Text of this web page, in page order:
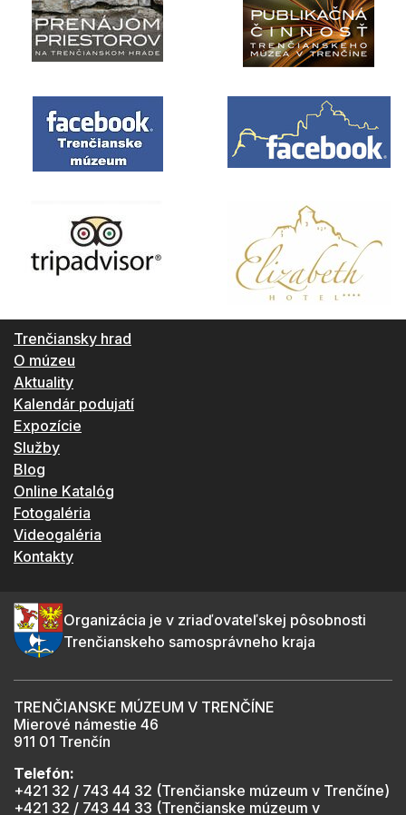
Trenčiansky hrad
O múzeu
Aktuality
Kalendár podujatí
Expozície
Služby
Blog
Online Katalóg
Fotogaléria
Videogaléria
Kontakty
Organizácia je v zriaďovateľskej pôsobnosti
Trenčianskeho samosprávneho kraja
TRENČIANSKE MÚZEUM V TRENČÍNE
Mierové námestie 46
911 01 Trenčín
Telefón:
+421 32 / 743 44 32 (Trenčianske múzeum v Trenčíne)
+421 32 / 743 44 33 (Trenčianske múzeum v